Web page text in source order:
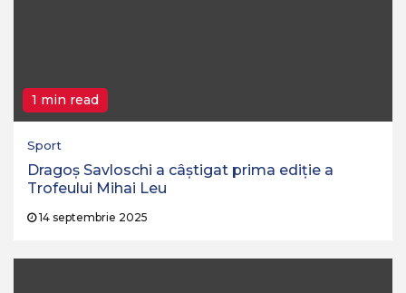
1 min read
Sport
Dragoș Savloschi a câștigat prima ediție a
Trofeului Mihai Leu
14 septembrie 2025